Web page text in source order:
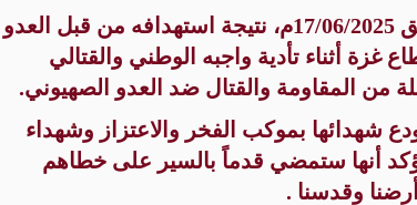
والذي استشهد صباح يوم الثلاثاء الموافق 17/06/2025م، نتيجة استهدافه من قبل العدو
أثناء تأدية واجبه الوطني والقتالي
المقاومة والقتال ضد العدو الصهيوني.
شهدائها بموكب الفخر والاعتزاز وشهداء
أنها ستمضي قدماً بالسير على خطاهم
وقدسنا .